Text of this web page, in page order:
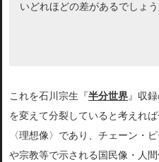
いどれほどの差があるでしょう
これを石川宗生『半分世界』収
を変えて分裂していると考えれ
〈理想像〉であり、チェーン・
や宗教等で示される国民像・人